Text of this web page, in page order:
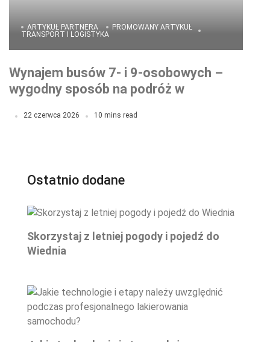
ARTYKUŁ PARTNERA
PROMOWANY ARTYKUŁ
TRANSPORT I LOGISTYKA
Wynajem busów 7- i 9-osobowych –
wygodny sposób na podróż w
22 czerwca 2026 10 mins read
Ostatnio dodane
Skorzystaj z letniej pogody i pojedź do
Wiednia